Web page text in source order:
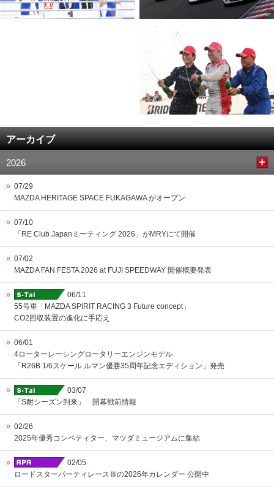
アーカイブ
2026
07/29
MAZDA HERITAGE SPACE FUKAGAWA がオープン
07/10
「RE Club Japanミーティング 2026」がMRYにて開催
07/02
MAZDA FAN FESTA 2026 at FUJI SPEEDWAY 開催概要発表
06/11
55号車「MAZDA SPIRIT RACING 3 Future concept」
CO2回収装置の進化に手応え
06/01
4ローターレーシングロータリーエンジンモデル
「R26B 1/6スケール ルマン優勝35周年記念エディション」発売
03/07
「S耐シーズン到来」 開幕戦前情報
02/26
2025年優秀コンペティター、マツダミュージアムに集結
02/05
ロードスターパーティレースⅢの2026年カレンダー 公開中